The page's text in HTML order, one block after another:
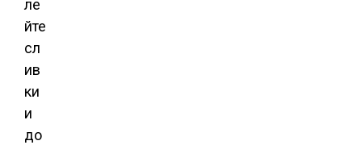
ле
йте
сл
ив
ки
и
до